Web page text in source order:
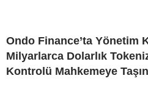
Ondo Finance’ta Yönetim
Milyarlarca Dolarlık
Kontrolü Mahkemeye